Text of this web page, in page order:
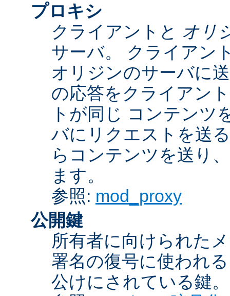
プロキシ
クライアントと オリ
サーバ。 クライアン
オリジンのサーバに
の応答をクライアン
トが同じ コンテンツ
バにリクエストを送
らコンテンツを送り
ます。
参照: mod_proxy
公開鍵
所有者に向けられた
署名の復号に使われ
公けにされている鍵。